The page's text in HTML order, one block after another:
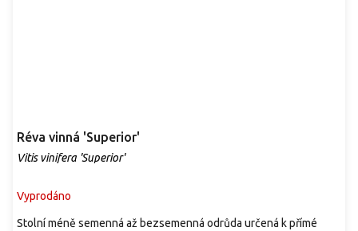
Réva vinná 'Superior'
Vitis vinifera 'Superior'
Vyprodáno
Stolní méně semenná až bezsemenná odrůda určená k přímé